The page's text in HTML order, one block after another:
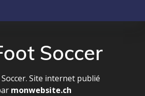
Soccer
Site internet publié
monwebsite.ch